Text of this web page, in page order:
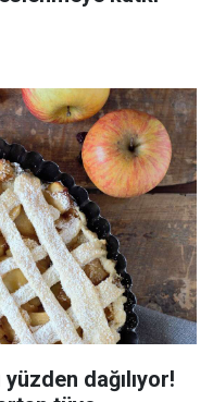
dağılıyor!